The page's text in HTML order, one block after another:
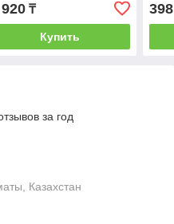
₸
Купить
398
за год
Казахстан